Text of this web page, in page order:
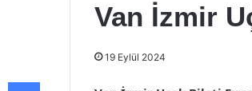
Van İzmir
19 Eylül 2024
Facebook